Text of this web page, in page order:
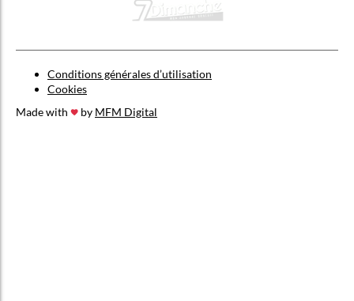
Conditions générales d’utilisation
Cookies
Made with
by MFM Digital